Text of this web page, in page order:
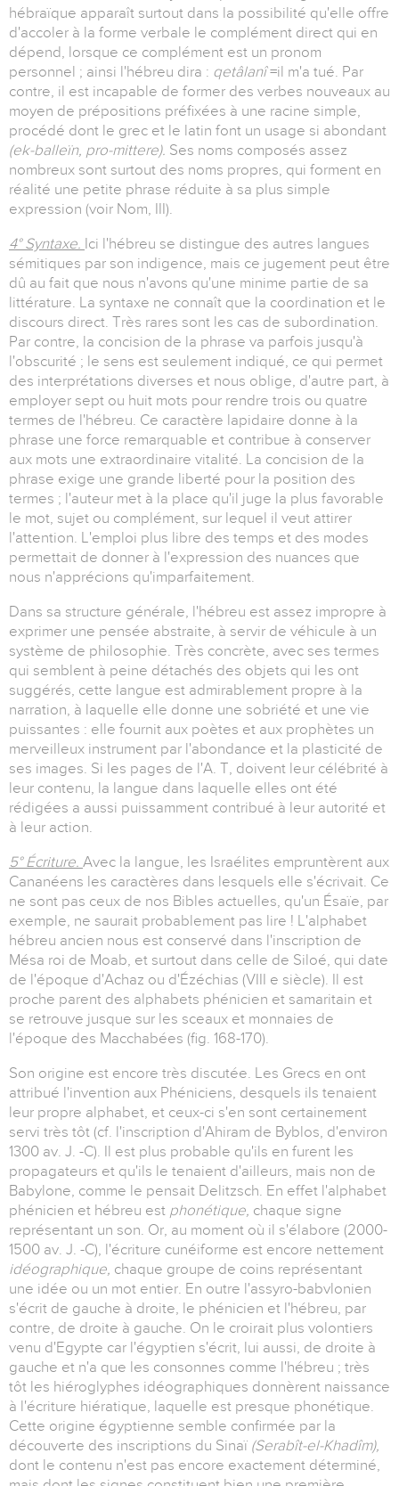
hébraïque apparaît surtout dans la possibilité qu'elle offre
d'accoler à la forme verbale le complément direct qui en
dépend, lorsque ce complément est un pronom
personnel ; ainsi l'hébreu dira : qetâlanî=il m'a tué. Par
contre, il est incapable de former des verbes nouveaux au
moyen de prépositions préfixées à une racine simple,
procédé dont le grec et le latin font un usage si abondant
(ek-balleïn, pro-mittere). Ses noms composés assez
nombreux sont surtout des noms propres, qui forment en
réalité une petite phrase réduite à sa plus simple
expression (voir Nom, III).
4° Syntaxe. Ici l'hébreu se distingue des autres langues
sémitiques par son indigence, mais ce jugement peut être
dû au fait que nous n'avons qu'une minime partie de sa
littérature. La syntaxe ne connaît que la coordination et le
discours direct. Très rares sont les cas de subordination.
Par contre, la concision de la phrase va parfois jusqu'à
l'obscurité ; le sens est seulement indiqué, ce qui permet
des interprétations diverses et nous oblige, d'autre part, à
employer sept ou huit mots pour rendre trois ou quatre
termes de l'hébreu. Ce caractère lapidaire donne à la
phrase une force remarquable et contribue à conserver
aux mots une extraordinaire vitalité. La concision de la
phrase exige une grande liberté pour la position des
termes ; l'auteur met à la place qu'il juge la plus favorable
le mot, sujet ou complément, sur lequel il veut attirer
l'attention. L'emploi plus libre des temps et des modes
permettait de donner à l'expression des nuances que
nous n'apprécions qu'imparfaitement.
Dans sa structure générale, l'hébreu est assez impropre à
exprimer une pensée abstraite, à servir de véhicule à un
système de philosophie. Très concrète, avec ses termes
qui semblent à peine détachés des objets qui les ont
suggérés, cette langue est admirablement propre à la
narration, à laquelle elle donne une sobriété et une vie
puissantes : elle fournit aux poètes et aux prophètes un
merveilleux instrument par l'abondance et la plasticité de
ses images. Si les pages de l'A. T, doivent leur célébrité à
leur contenu, la langue dans laquelle elles ont été
rédigées a aussi puissamment contribué à leur autorité et
à leur action.
5° Écriture. Avec la langue, les Israélites empruntèrent aux
Cananéens les caractères dans lesquels elle s'écrivait. Ce
ne sont pas ceux de nos Bibles actuelles, qu'un Ésaïe, par
exemple, ne saurait probablement pas lire ! L'alphabet
hébreu ancien nous est conservé dans l'inscription de
Mésa roi de Moab, et surtout dans celle de Siloé, qui date
de l'époque d'Achaz ou d'Ézéchias (VIII e siècle). Il est
proche parent des alphabets phénicien et samaritain et
se retrouve jusque sur les sceaux et monnaies de
l'époque des Macchabées (fig. 168-170).
Son origine est encore très discutée. Les Grecs en ont
attribué l'invention aux Phéniciens, desquels ils tenaient
leur propre alphabet, et ceux-ci s'en sont certainement
servi très tôt (cf. l'inscription d'Ahiram de Byblos, d'environ
1300 av. J. -C). Il est plus probable qu'ils en furent les
propagateurs et qu'ils le tenaient d'ailleurs, mais non de
Babylone, comme le pensait Delitzsch. En effet l'alphabet
phénicien et hébreu est phonétique, chaque signe
représentant un son. Or, au moment où il s'élabore (2000-
1500 av. J. -C), l'écriture cunéiforme est encore nettement
idéographique, chaque groupe de coins représentant
une idée ou un mot entier. En outre l'assyro-babvlonien
s'écrit de gauche à droite, le phénicien et l'hébreu, par
contre, de droite à gauche. On le croirait plus volontiers
venu d'Egypte car l'égyptien s'écrit, lui aussi, de droite à
gauche et n'a que les consonnes comme l'hébreu ; très
tôt les hiéroglyphes idéographiques donnèrent naissance
à l'écriture hiératique, laquelle est presque phonétique.
Cette origine égyptienne semble confirmée par la
découverte des inscriptions du Sinaï (Serabît-el-Khadîm),
dont le contenu n'est pas encore exactement déterminé,